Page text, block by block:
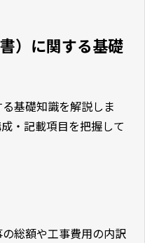
）に関する基礎
基礎知識を解説しま
・記載項目を把握して
総額や工事費用の内訳